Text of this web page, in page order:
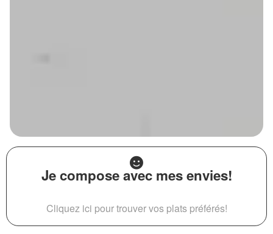
Je compose avec mes envies!
Cliquez ici pour trouver vos plats préférés!